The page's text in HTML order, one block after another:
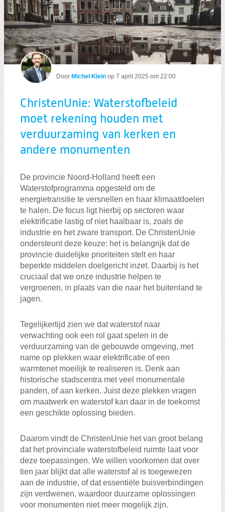
ChristenUnie: Waterstofbeleid moet
Door Michel Klein op 7 april 2025 om 22:00
ChristenUnie: Waterstofbeleid
moet rekening houden met
verduurzaming van kerken en
andere monumenten
De provincie Noord-Holland heeft een
Waterstofprogramma opgesteld om de
energietransitie te versnellen en haar klimaatdoelen
te halen. De focus ligt hierbij op sectoren waar
elektrificatie lastig of niet haalbaar is, zoals de
industrie en het zware transport. De ChristenUnie
ondersteunt deze keuze: het is belangrijk dat de
provincie duidelijke prioriteiten stelt en haar
beperkte middelen doelgericht inzet. Daarbij is het
cruciaal dat we onze industrie helpen te
vergroenen, in plaats van die naar het buitenland te
jagen.
Tegelijkertijd zien we dat waterstof naar
verwachting ook een rol gaat spelen in de
verduurzaming van de gebouwde omgeving, met
name op plekken waar elektrificatie of een
warmtenet moeilijk te realiseren is. Denk aan
historische stadscentra met veel monumentale
panden, of aan kerken. Juist deze plekken vragen
om maatwerk en waterstof kan daar in de toekomst
een geschikte oplossing bieden.
Daarom vindt de ChristenUnie het van groot belang
dat het provinciale waterstofbeleid ruimte laat voor
deze toepassingen. We willen voorkomen dat over
tien jaar blijkt dat alle waterstof al is toegewezen
aan de industrie, of dat essentiële buisverbindingen
zijn verdwenen, waardoor duurzame oplossingen
voor monumenten niet meer mogelijk zijn.